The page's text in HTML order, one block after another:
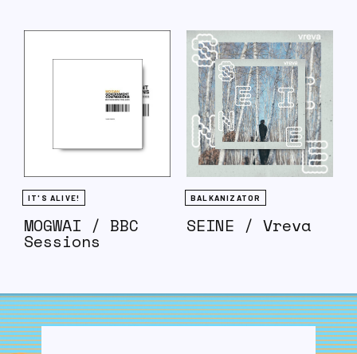
IT'S ALIVE!
MOGWAI / BBC
Sessions
BALKANIZATOR
SEINE / Vreva